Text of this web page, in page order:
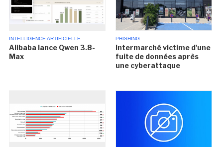
INTELLIGENCE ARTIFICIELLE
Alibaba lance Qwen 3.8-
Max
PHISHING
Intermarché victime d'une
fuite de données après
une cyberattaque